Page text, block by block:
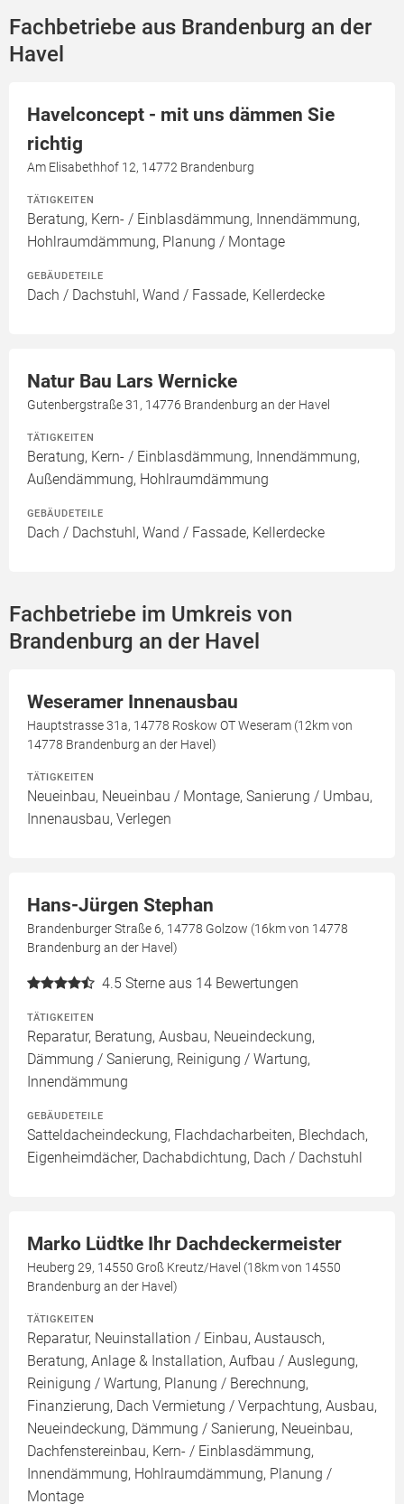
Fachbetriebe aus Brandenburg an der
Havel
Havelconcept - mit uns dämmen Sie
richtig
Am Elisabethhof 12, 14772 Brandenburg
TÄTIGKEITEN
Beratung, Kern- / Einblasdämmung, Innendämmung,
Hohlraumdämmung, Planung / Montage
GEBÄUDETEILE
Dach / Dachstuhl, Wand / Fassade, Kellerdecke
Natur Bau Lars Wernicke
Gutenbergstraße 31, 14776 Brandenburg an der Havel
TÄTIGKEITEN
Beratung, Kern- / Einblasdämmung, Innendämmung,
Außendämmung, Hohlraumdämmung
GEBÄUDETEILE
Dach / Dachstuhl, Wand / Fassade, Kellerdecke
Fachbetriebe im Umkreis von
Brandenburg an der Havel
Weseramer Innenausbau
Hauptstrasse 31a, 14778 Roskow OT Weseram (12km von
14778 Brandenburg an der Havel)
TÄTIGKEITEN
Neueinbau, Neueinbau / Montage, Sanierung / Umbau,
Innenausbau, Verlegen
Hans-Jürgen Stephan
Brandenburger Straße 6, 14778 Golzow (16km von 14778
Brandenburg an der Havel)
4.5 Sterne aus 14 Bewertungen
TÄTIGKEITEN
Reparatur, Beratung, Ausbau, Neueindeckung,
Dämmung / Sanierung, Reinigung / Wartung,
Innendämmung
GEBÄUDETEILE
Satteldacheindeckung, Flachdacharbeiten, Blechdach,
Eigenheimdächer, Dachabdichtung, Dach / Dachstuhl
Marko Lüdtke Ihr Dachdeckermeister
Heuberg 29, 14550 Groß Kreutz/Havel (18km von 14550
Brandenburg an der Havel)
TÄTIGKEITEN
Reparatur, Neuinstallation / Einbau, Austausch,
Beratung, Anlage & Installation, Aufbau / Auslegung,
Reinigung / Wartung, Planung / Berechnung,
Finanzierung, Dach Vermietung / Verpachtung, Ausbau,
Neueindeckung, Dämmung / Sanierung, Neueinbau,
Dachfenstereinbau, Kern- / Einblasdämmung,
Innendämmung, Hohlraumdämmung, Planung /
Montage